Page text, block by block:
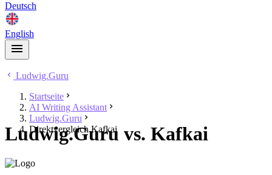
Deutsch
English
Ludwig.Guru
Startseite
AI Writing Assistant
Ludwig.Guru
Direktvergleich Kafkai
Ludwig.Guru vs. Kafkai